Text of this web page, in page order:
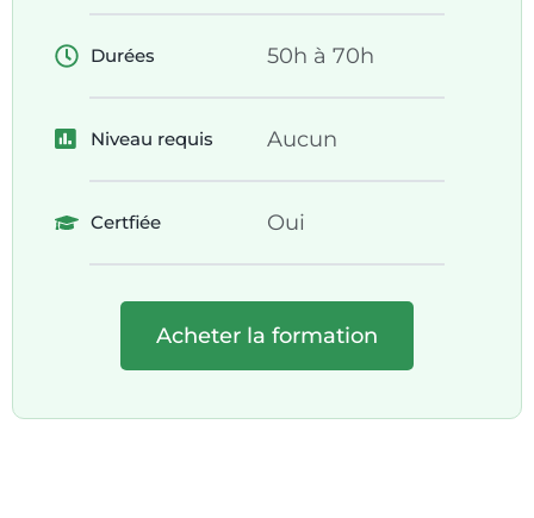
Durées 50h à 70h
Niveau requis Aucun
Certfiée Oui
Acheter la formation